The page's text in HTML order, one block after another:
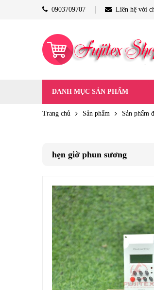
0903709707 Liên hệ với
DANH MỤC SẢN PHẨM
Trang chủ Sản phẩm Sản phẩm
hẹn giờ phun sương